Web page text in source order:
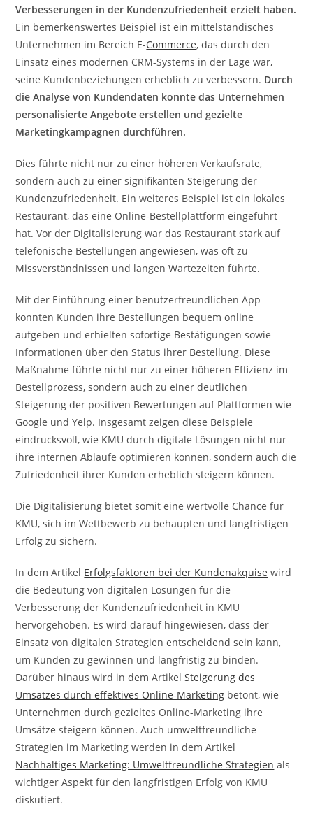
Verbesserungen in der Kundenzufriedenheit erzielt haben.
Ein bemerkenswertes Beispiel ist ein mittelständisches
Unternehmen im Bereich E-Commerce, das durch den
Einsatz eines modernen CRM-Systems in der Lage war,
seine Kundenbeziehungen erheblich zu verbessern. Durch
die Analyse von Kundendaten konnte das Unternehmen
personalisierte Angebote erstellen und gezielte
Marketingkampagnen durchführen.
Dies führte nicht nur zu einer höheren Verkaufsrate,
sondern auch zu einer signifikanten Steigerung der
Kundenzufriedenheit. Ein weiteres Beispiel ist ein lokales
Restaurant, das eine Online-Bestellplattform eingeführt
hat. Vor der Digitalisierung war das Restaurant stark auf
telefonische Bestellungen angewiesen, was oft zu
Missverständnissen und langen Wartezeiten führte.
Mit der Einführung einer benutzerfreundlichen App
konnten Kunden ihre Bestellungen bequem online
aufgeben und erhielten sofortige Bestätigungen sowie
Informationen über den Status ihrer Bestellung. Diese
Maßnahme führte nicht nur zu einer höheren Effizienz im
Bestellprozess, sondern auch zu einer deutlichen
Steigerung der positiven Bewertungen auf Plattformen wie
Google und Yelp. Insgesamt zeigen diese Beispiele
eindrucksvoll, wie KMU durch digitale Lösungen nicht nur
ihre internen Abläufe optimieren können, sondern auch die
Zufriedenheit ihrer Kunden erheblich steigern können.
Die Digitalisierung bietet somit eine wertvolle Chance für
KMU, sich im Wettbewerb zu behaupten und langfristigen
Erfolg zu sichern.
In dem Artikel Erfolgsfaktoren bei der Kundenakquise wird
die Bedeutung von digitalen Lösungen für die
Verbesserung der Kundenzufriedenheit in KMU
hervorgehoben. Es wird darauf hingewiesen, dass der
Einsatz von digitalen Strategien entscheidend sein kann,
um Kunden zu gewinnen und langfristig zu binden.
Darüber hinaus wird in dem ArtikelSteigerung des
Umsatzes durch effektives Online-Marketing betont, wie
Unternehmen durch gezieltes Online-Marketing ihre
Umsätze steigern können. Auch umweltfreundliche
Strategien im Marketing werden in dem Artikel
Nachhaltiges Marketing: Umweltfreundliche Strategien als
wichtiger Aspekt für den langfristigen Erfolg von KMU
diskutiert.